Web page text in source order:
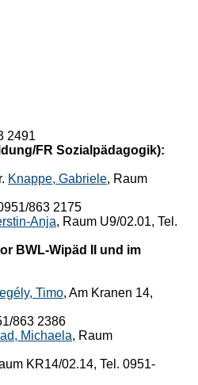
2491
FR Sozialpädagogik):
Knappe, Gabriele, Raum
863 2175
Anja, Raum U9/02.01, Tel.
BWL-Wipäd II und im
Timo, Am Kranen 14,
863 2386
Michaela, Raum
KR14/02.14, Tel. 0951-